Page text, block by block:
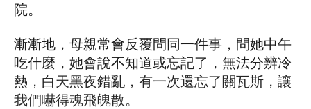
院。
漸漸地，母親常會反覆問同一件事，問她中午
吃什麼，她會說不知道或忘記了，無法分辨冷
熱，白天黑夜錯亂，有一次還忘了關瓦斯，讓
我們嚇得魂飛魄散。